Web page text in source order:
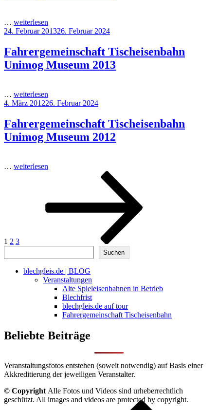
… weiterlesen
Veröffentlicht
24. Februar 201326. Februar 2024
Fahrergemeinschaft Tischeisenbahn
Unimog Museum 2013
… weiterlesen
Veröffentlicht
4. März 201226. Februar 2024
Fahrergemeinschaft Tischeisenbahn
Unimog Museum 2012
… weiterlesen
Seitennummerierung
Beiträge
1 2 3
Suchen
blechgleis.de | BLOG
Veranstaltungen
Alte Spieleisenbahnen in Betrieb
Blechfrist
blechgleis.de auf tour
Fahrergemeinschaft Tischeisenbahn
Beliebte Beiträge
Veranstaltungsfotos entstehen (soweit notwendig) auf Basis einer
Akkreditierung der jeweiligen Veranstalter.
© Copyright Alle Fotos und Videos sind urheberrechtlich
geschützt. All images and videos are protected by copyright.